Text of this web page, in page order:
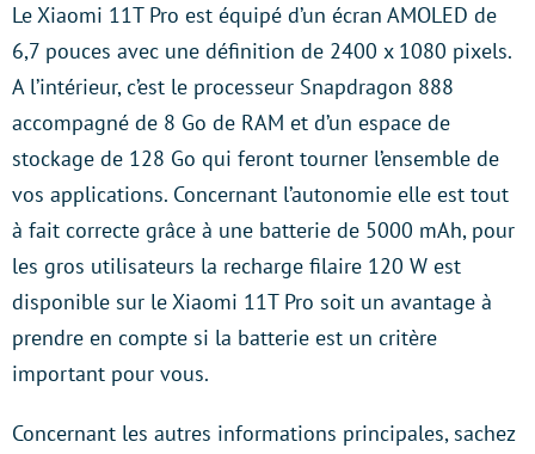
Le Xiaomi 11T Pro est équipé d’un écran AMOLED de
6,7 pouces avec une définition de 2400 x 1080 pixels.
A l’intérieur, c’est le processeur Snapdragon 888
accompagné de 8 Go de RAM et d’un espace de
stockage de 128 Go qui feront tourner l’ensemble de
vos applications. Concernant l’autonomie elle est tout
à fait correcte grâce à une batterie de 5000 mAh, pour
les gros utilisateurs la recharge filaire 120 W est
disponible sur le Xiaomi 11T Pro soit un avantage à
prendre en compte si la batterie est un critère
important pour vous.
Concernant les autres informations principales, sachez